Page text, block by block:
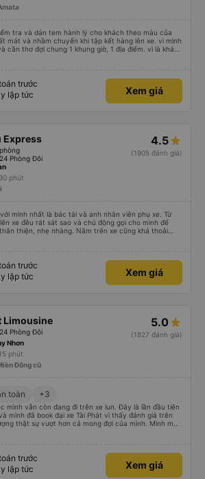
mát và nhầm chuyến khi tập kết hàng lên xe. vì mình
thơ đợi chung 1 khung giờ, 1 địa điểm. vì là khách
ty nên rất hài lòng và tin tưởng. tuy nhiên rất mong
ty là nhà xe được yêu thích và lựa chọn số 1 quy
thân thiết nhiều năm của nhà xe từ thời sinh viên"
trước
lập tức
Xem giá
Express
Phòng Đôi
4.5
(1905 đánh giá)
phút
mình nhất là bác tài và anh nhân viên phụ xe. Từ
xe đều rát sát sao và chủ động gọi cho mình để
nhàng. Nằm trên xe cũng khá thoải
đầy đủ. Chuyến xe của mình hầu hết là các cô bác
mình xuống ở đây không có ma nào dám chở đâu
lực xe ôm ngầm, dân chơi cỏ kẹo ke...) Và thế là
thành , nơi sáng sủa an toàn hơn. Một Chuyến
trước
lập tức
Xem giá
Limousine
Phòng Đôi
5.0
(1827 đánh giá)
Nhơn
phút
Đông cũ
toàn +3
mình vẫn còn đang đi trên xe lun. Đây là lần đầu tiên
mình đã book đại xe Tài Phát vì thấy đánh giá trên
thật sự vượt hơn cả mong đợi của mình. Mình mua
2 người. Nhân viên của nhà xe phải nói là siêu nhiệt
lớn thì luôn hỗ trợ xách vali giùm tụi mình. Trên xe thì
phí cho khách còn chuẩn bị cả thuốc say xe, dép,
có gối ôm. Nchung là phải chấm nhà xe 10 sao mới
trước
lập tức
Xem giá